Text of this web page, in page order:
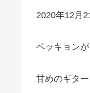
2020年12月
ベッキョン
甘めのギタ